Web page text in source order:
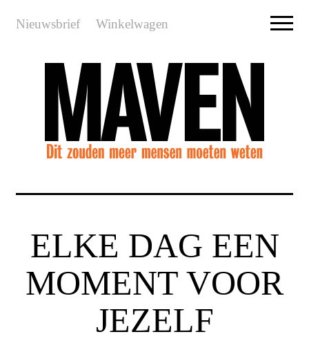
Nieuwsbrief Winkelwagen
ELKE DAG EEN
MOMENT VOOR
JEZELF